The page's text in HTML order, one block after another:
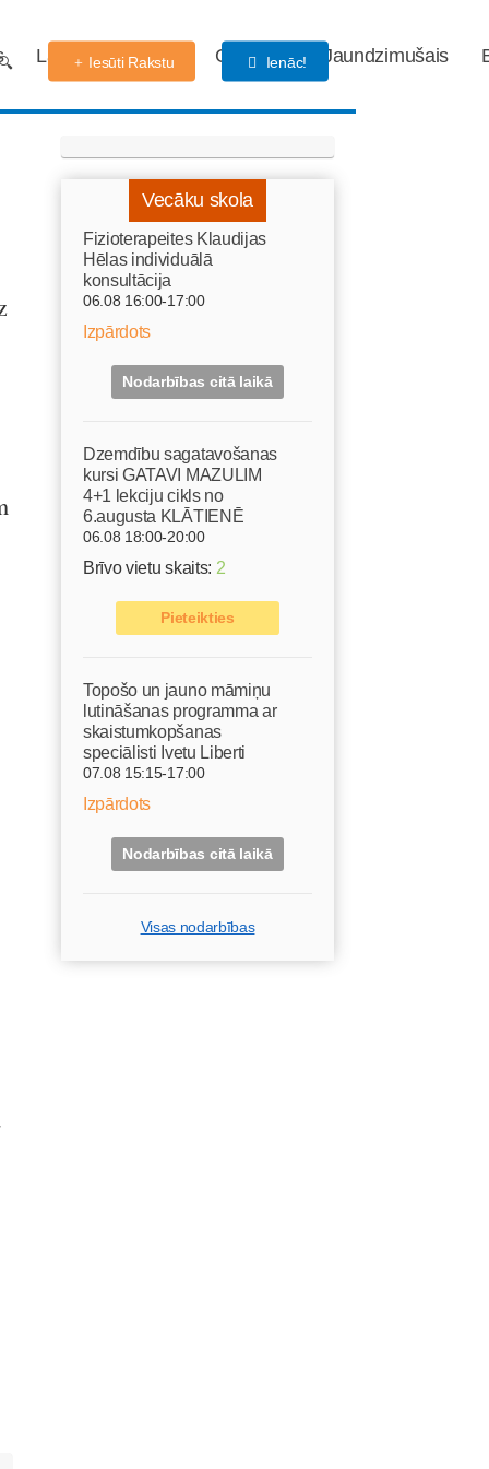
Labdarības fonds Gaidības Jaundzimušais
Iesūti Rakstu Ienāc!
Vecāku skola
Fizioterapeites Klaudijas
Hēlas individuālā
konsultācija
06.08 16:00-17:00
Izpārdots
Nodarbības citā laikā
Dzemdību sagatavošanas
kursi GATAVI MAZULIM
4+1 lekciju cikls no
6.augusta KLĀTIENĒ
06.08 18:00-20:00
Brīvo vietu skaits: 2
Pieteikties
Topošo un jauno māmiņu
lutināšanas programma ar
skaistumkopšanas
speciālisti Ivetu Liberti
07.08 15:15-17:00
Izpārdots
Nodarbības citā laikā
Visas nodarbības